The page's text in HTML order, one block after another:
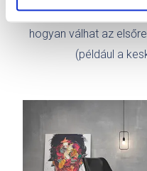
látványtervet is
hogyan válhat az
(például a